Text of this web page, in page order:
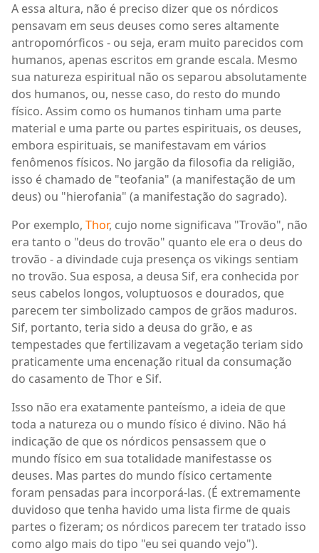
A essa altura, não é preciso dizer que os nórdicos
pensavam em seus deuses como seres altamente
antropomórficos - ou seja, eram muito parecidos com
humanos, apenas escritos em grande escala. Mesmo
sua natureza espiritual não os separou absolutamente
dos humanos, ou, nesse caso, do resto do mundo
físico. Assim como os humanos tinham uma parte
material e uma parte ou partes espirituais, os deuses,
embora espirituais, se manifestavam em vários
fenômenos físicos. No jargão da filosofia da religião,
isso é chamado de "teofania" (a manifestação de um
deus) ou "hierofania" (a manifestação do sagrado).
Por exemplo, Thor, cujo nome significava "Trovão", não
era tanto o "deus do trovão" quanto ele era o deus do
trovão - a divindade cuja presença os vikings sentiam
no trovão. Sua esposa, a deusa Sif, era conhecida por
seus cabelos longos, voluptuosos e dourados, que
parecem ter simbolizado campos de grãos maduros.
Sif, portanto, teria sido a deusa do grão, e as
tempestades que fertilizavam a vegetação teriam sido
praticamente uma encenação ritual da consumação
do casamento de Thor e Sif.
Isso não era exatamente panteísmo, a ideia de que
toda a natureza ou o mundo físico é divino. Não há
indicação de que os nórdicos pensassem que o
mundo físico em sua totalidade manifestasse os
deuses. Mas partes do mundo físico certamente
foram pensadas para incorporá-las. (É extremamente
duvidoso que tenha havido uma lista firme de quais
partes o fizeram; os nórdicos parecem ter tratado isso
como algo mais do tipo "eu sei quando vejo").